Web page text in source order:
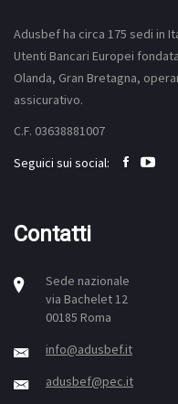
Adusbef ha circa 175 sedi in
Utenti Bancari Europei
Olanda, Gran Bretagna,
assicurativo.
C.F. 03638881007
Seguici sui social:
Contatti
Sede nazionale
via Bachelet 12
00185 Roma
info@adusbef.it
adusbef@pec.it